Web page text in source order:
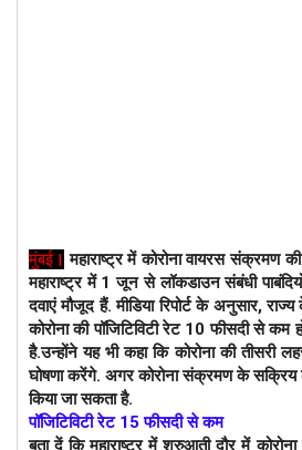
मुंबई । महाराष्‍ट्र में कोरोना वायरस संक्रमण
महाराष्‍ट्र में 1 जून से लॉकडाउन संबंधी
दवाएं मौजूद हैं. मीडिया रिपोर्ट के अनुसार,
कोरोना की पॉजिटिविटी रेट 10 फीसदी से
है.उन्‍होंने यह भी कहा कि कोरोना की तीसरी
घोषणा करेंगे. अगर कोरोना संक्रमण के सक्रिय
किया जा सकता है.
पॉजिटिविटी रेट 15 फीसदी से कम